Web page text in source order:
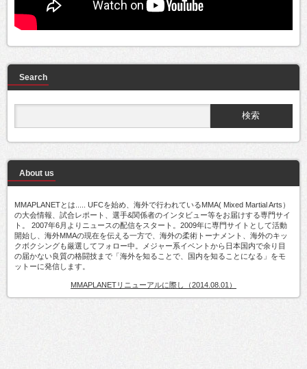
Search
About us
MMAPLANETとは..... UFCを始め、海外で行われているMMA( Mixed Martial Arts）
の大会情報、試合レポート、選手&関係者のインタビュー等をお届けする専門サイ
ト。 2007年6月よりニュースの配信をスタート。2009年に専門サイトとして活動
開始し、海外MMAの現在を伝える一方で、海外の柔術トーナメント、海外のキッ
クボクシングも厳選してフォロー中。メジャー系イベントから日本国内で余り目
の届かない良質の格闘技まで「海外を知ることで、国内を知ることになる」をモ
ットーに発信します。
MMAPLANETリニューアルに際し（2014.08.01）